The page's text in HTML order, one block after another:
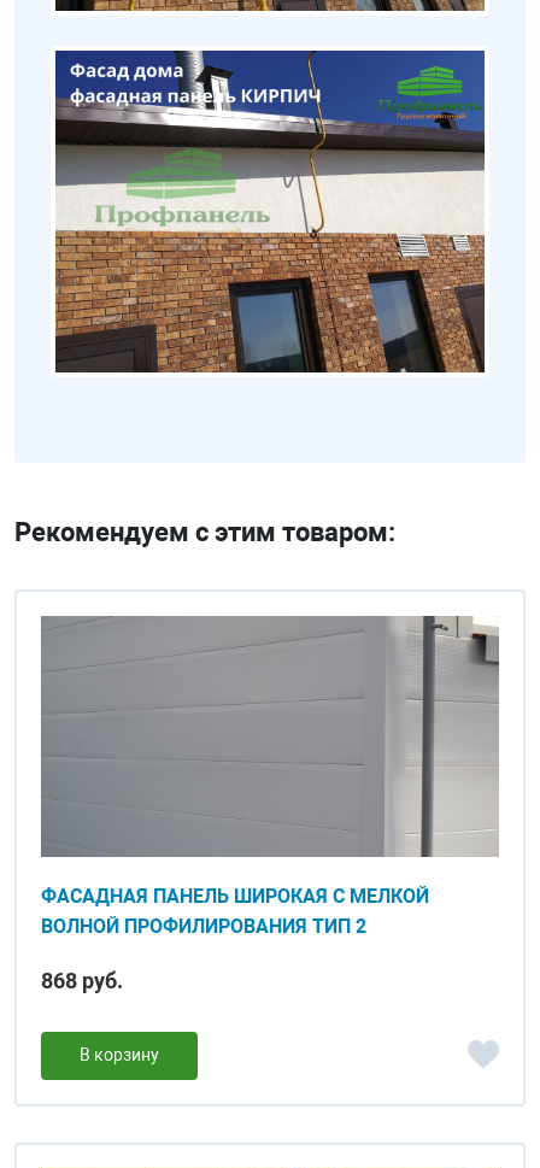
Рекомендуем с этим товаром:
ФАСАДНАЯ ПАНЕЛЬ ШИРОКАЯ С МЕЛКОЙ
ВОЛНОЙ ПРОФИЛИРОВАНИЯ ТИП 2
868 руб.
В корзину